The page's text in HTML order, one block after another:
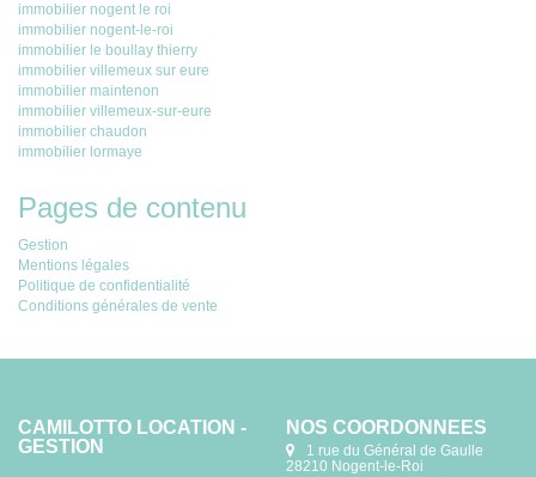
immobilier nogent le roi
immobilier nogent-le-roi
immobilier le boullay thierry
immobilier villemeux sur eure
immobilier maintenon
immobilier villemeux-sur-eure
immobilier chaudon
immobilier lormaye
Pages de contenu
Gestion
Mentions légales
Politique de confidentialité
Conditions générales de vente
CAMILOTTO LOCATION -
GESTION
NOS COORDONNÉES
1 rue du Général de Gaulle
28210 Nogent-le-Roi